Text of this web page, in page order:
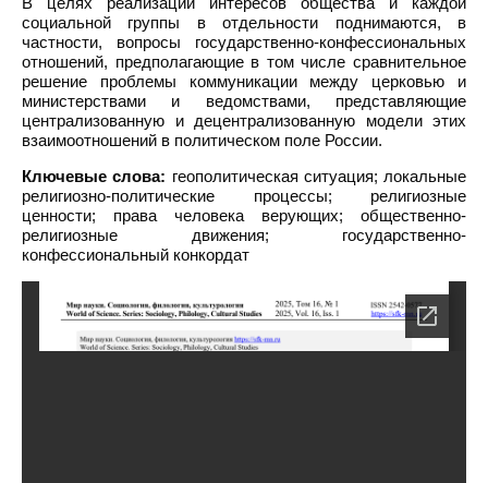
социальной группы в отдельности поднимаются, в
частности, вопросы государственно-конфессиональных
отношений, предполагающие в том числе сравнительное
решение проблемы коммуникации между церковью и
министерствами и ведомствами, представляющие
централизованную и децентрализованную модели этих
взаимоотношений в политическом поле России.
Ключевые слова: геополитическая ситуация; локальные
религиозно-политические процессы; религиозные
ценности; права человека верующих; общественно-
религиозные движения; государственно-
конфессиональный конкордат